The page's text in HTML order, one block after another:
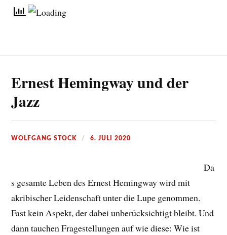
Ernest Hemingway und der
Jazz
WOLFGANG STOCK 6. JULI 2020
Da
s gesamte Leben des Ernest Hemingway wird mit
akribischer Leidenschaft unter die Lupe genommen.
Fast kein Aspekt, der dabei unberücksichtigt bleibt. Und
dann tauchen Fragestellungen auf wie diese: Wie ist